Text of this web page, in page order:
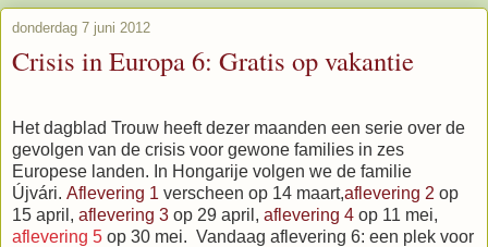
donderdag 7 juni 2012
Crisis in Europa 6: Gratis op vakantie
Het dagblad Trouw heeft dezer maanden een serie over de
gevolgen van de crisis voor gewone families in zes
Europese landen. In Hongarije volgen we de familie
Újvári. Aflevering 1 verscheen op 14 maart,aflevering 2 op
15 april, aflevering 3 op 29 april, aflevering 4 op 11 mei,
aflevering 5 op 30 mei. Vandaag aflevering 6: een plek voor